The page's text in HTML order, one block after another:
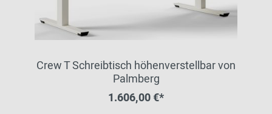
Crew T Schreibtisch höhenverstellbar von
Palmberg
1.606,00 €*